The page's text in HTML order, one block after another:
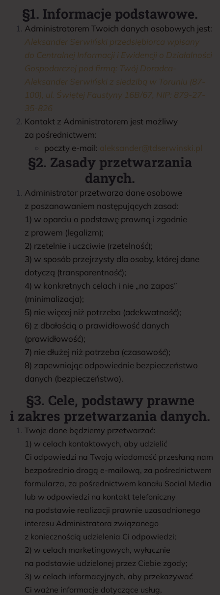
§1. Informacje podstawowe.
Administratorem Twoich danych osobowych jest:
Aleksander Serwiński przedsiębiorca wpisany
do Centralnej Informacji i Ewidencji o Działalności
Gospodarczej pod firmą: Twój Doradca-
Aleksander Serwiński z siedzibą w Toruniu (87-
100), ul. Świętej Faustyny 16B/67, NIP: 879-27-
35-826
Kontakt z Administratorem jest możliwy
za pośrednictwem:
poczty e-mail: aleksander@tdserwinski.pl
§2. Zasady przetwarzania
danych.
Administrator przetwarza dane osobowe
z poszanowaniem następujących zasad:
1) w oparciu o podstawę prawną i zgodnie
z prawem (legalizm);
2) rzetelnie i uczciwie (rzetelność);
3) w sposób przejrzysty dla osoby, której dane
dotyczą (transparentność);
4) w konkretnych celach i nie „na zapas”
(minimalizacja);
5) nie więcej niż potrzeba (adekwatność);
6) z dbałością o prawidłowość danych
(prawidłowość);
7) nie dłużej niż potrzeba (czasowość);
8) zapewniając odpowiednie bezpieczeństwo
danych (bezpieczeństwo).
§3. Cele, podstawy prawne
i zakres przetwarzania danych.
Twoje dane będziemy przetwarzać:
1) w celach kontaktowych, aby udzielić
Ci odpowiedzi na Twoją wiadomość przesłaną nam
bezpośrednio drogą e-mailową, za pośrednictwem
formularza, za pośrednictwem kanału Social Media
lub w odpowiedzi na kontakt telefoniczny
na podstawie realizacji prawnie uzasadnionego
interesu Administratora związanego
z koniecznością udzielenia Ci odpowiedzi;
2) w celach marketingowych, wyłącznie
na podstawie udzielonej przez Ciebie zgody;
3) w celach informacyjnych, aby przekazywać
Ci ważne informacje dotyczące usług,